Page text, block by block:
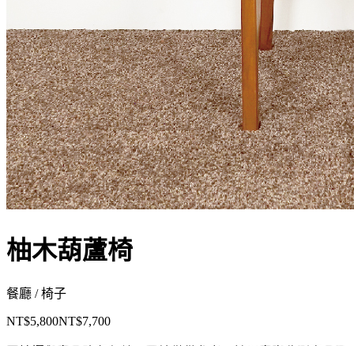
柚木葫蘆椅
餐廳 / 椅子
NT$5,800NT$7,700